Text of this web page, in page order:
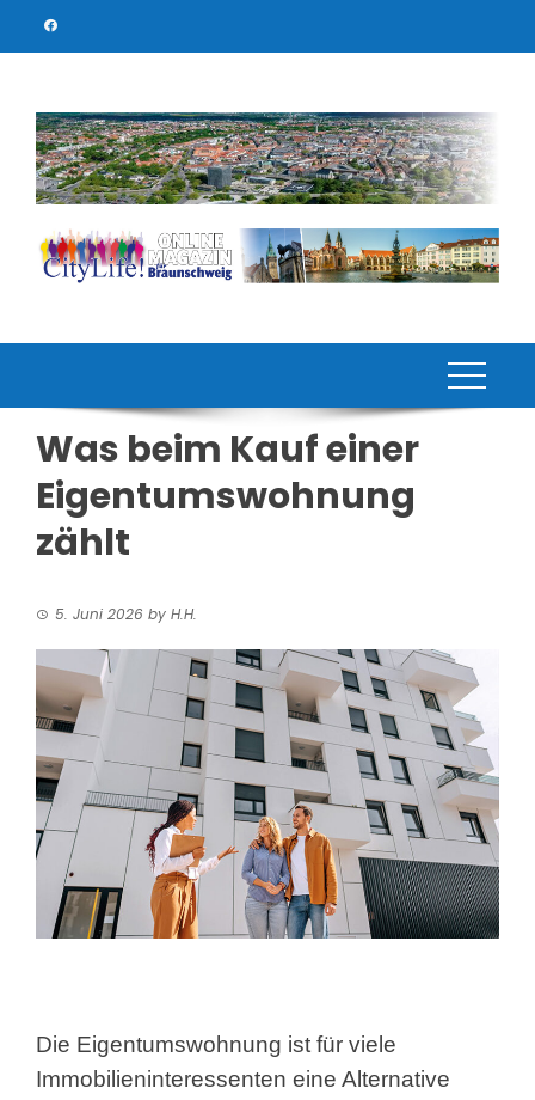
Was beim Kauf einer
Eigentumswohnung
zählt
5. Juni 2026 by H.H.
Die Eigentumswohnung ist für viele
Immobilieninteressenten eine Alternative